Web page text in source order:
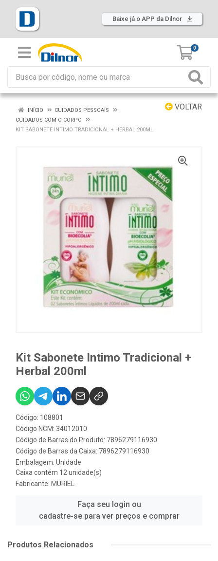
Baixe já o APP da Dilnor
0
VOLTAR
INÍCIO
CUIDADOS PESSOAIS
CUIDADOS COM O CORPO
KIT SABONETE INTIMO TRADICIONAL + HERBAL 200ML
Kit Sabonete Intimo Tradicional +
Herbal 200ml
Código: 108801
Código NCM: 34012010
Código de Barras do Produto: 7896279116930
Código de Barras da Caixa: 7896279116930
Embalagem: Unidade
Caixa contém 12 unidade(s)
Fabricante: MURIEL
Faça seu login ou
cadastre-se para ver preços e comprar
Produtos Relacionados